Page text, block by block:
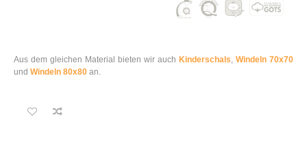
Aus dem gleichen Material bieten wir auch Kinderschals, Windeln 70x70
und Windeln 80x80 an.